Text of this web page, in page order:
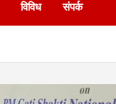
विविध संपर्क